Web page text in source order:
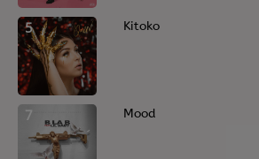
CONCOURS
Contact
Contact
5 Kitoko
7 Mood